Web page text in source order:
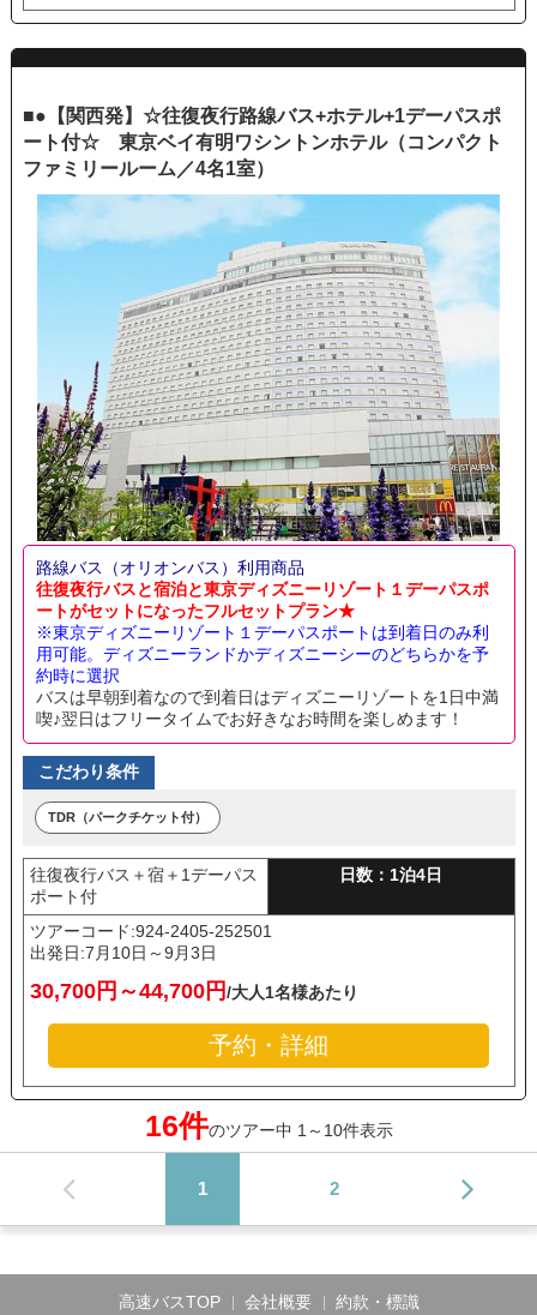
■●【関西発】☆往復夜行路線バス+ホテル+1デーパスポ
ート付☆ 東京ベイ有明ワシントンホテル（コンパクト
ファミリールーム／4名1室）
路線バス（オリオンバス）利用商品
往復夜行バスと宿泊と東京ディズニーリゾート１デーパスポ
ートがセットになったフルセットプラン★
※東京ディズニーリゾート１デーパスポートは到着日のみ利
用可能。ディズニーランドかディズニーシーのどちらかを予
約時に選択
バスは早朝到着なので到着日はディズニーリゾートを1日中満
喫♪翌日はフリータイムでお好きなお時間を楽しめます！
こだわり条件
TDR（パークチケット付）
往復夜行バス＋宿＋1デーパス
ポート付
日数：1泊4日
ツアーコード:924-2405-252501
出発日:7月10日～9月3日
30,700円～44,700円/大人1名様あたり
予約・詳細
16件のツアー中 1～10件表示
1 2
高速バスTOP 会社概要 約款・標識